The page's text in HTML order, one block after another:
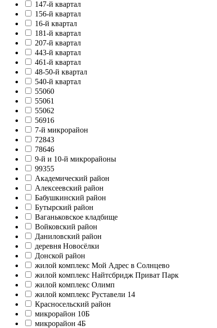
147-й квартал
156-й квартал
16-й квартал
181-й квартал
207-й квартал
443-й квартал
461-й квартал
48-50-й квартал
540-й квартал
55060
55061
55062
56916
7-й микрорайон
72843
78646
9-й и 10-й микрорайоны
99355
Академический район
Алексеевский район
Бабушкинский район
Бутырский район
Ваганьковское кладбище
Войковский район
Даниловский район
деревня Новосёлки
Донской район
жилой комплекс Мой Адрес в Солнцево
жилой комплекс Найтсбридж Приват Парк
жилой комплекс Олимп
жилой комплекс Руставели 14
Красносельский район
микрорайон 10Б
микрорайон 4Б